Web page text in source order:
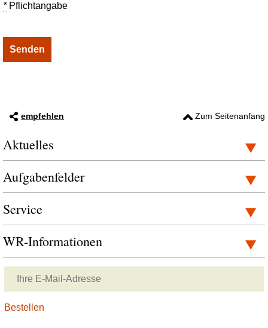
*Pflichtangabe
empfehlen Zum Seitenanfang
Aktuelles
Aufgabenfelder
Service
WR-Informationen